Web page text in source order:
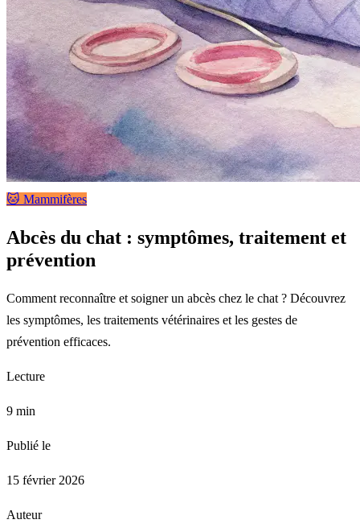
🐱 Mammifères
Abcès du chat : symptômes, traitement et
prévention
Comment reconnaître et soigner un abcès chez le chat ? Découvrez
les symptômes, les traitements vétérinaires et les gestes de
prévention efficaces.
Lecture
9 min
Publié le
15 février 2026
Auteur